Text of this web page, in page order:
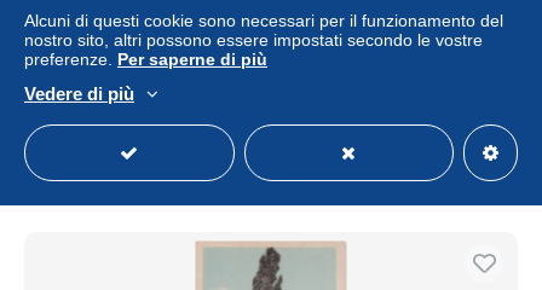
LIGNY LE CHATEL. Courrier. Année 1926. Quincaillerie
Residenziale
Alcuni di questi cookie sono necessari per il funzionamento del
nostro sito, altri possono essere impostati secondo le vostre
preferenze. Per saperne di più
Vedere di più